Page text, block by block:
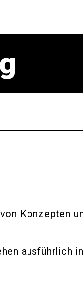
Konzepten
ausführlich